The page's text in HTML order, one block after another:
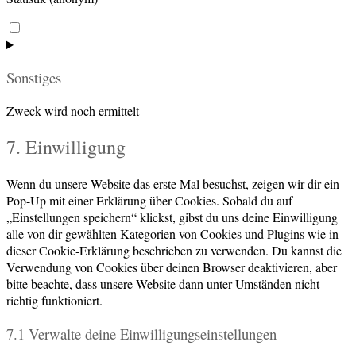
Consent
to
burst-
Sonstiges
Zweck wird noch ermittelt
Consent
to
sonstiges
7. Einwilligung
Wenn du unsere Website das erste Mal besuchst, zeigen wir dir ein
Pop-Up mit einer Erklärung über Cookies. Sobald du auf
„Einstellungen speichern“ klickst, gibst du uns deine Einwilligung
alle von dir gewählten Kategorien von Cookies und Plugins wie in
dieser Cookie-Erklärung beschrieben zu verwenden. Du kannst die
Verwendung von Cookies über deinen Browser deaktivieren, aber
bitte beachte, dass unsere Website dann unter Umständen nicht
richtig funktioniert.
7.1 Verwalte deine Einwilligungseinstellungen